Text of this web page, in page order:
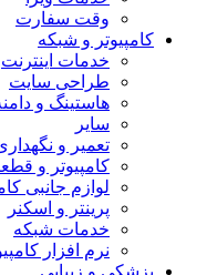
وقت سفارت
کامپیوتر و شبکه
خدمات اینترنت
طراحی سایت
هاستینگ و
سایر
تعمیر و
کامپیوتر و
لوازم جانبی
پرینتر و اسکنر
خدمات شبکه
نرم افزار